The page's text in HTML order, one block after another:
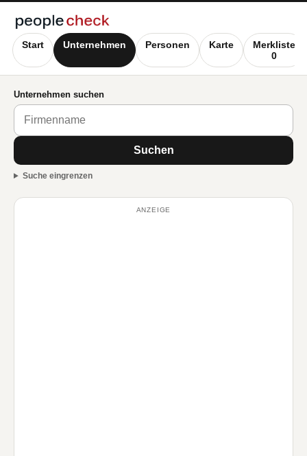
Start Unternehmen Personen Karte
Merkliste
0
Unternehmen suchen
Suchen
Suche eingrenzen
ANZEIGE